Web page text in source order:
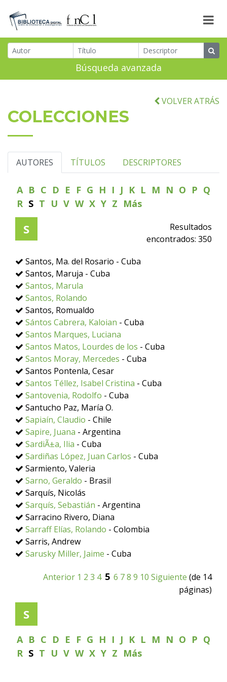
Búsqueda avanzada
VOLVER ATRÁS
COLECCIONES
AUTORES TÍTULOS DESCRIPTORES
A B C D E F G H I J K L M N O P Q
R S T U V W X Y Z Más
S
Resultados
encontrados: 350
Santos, Ma. del Rosario - Cuba
Santos, Maruja - Cuba
Santos, Marula
Santos, Rolando
Santos, Romualdo
Sántos Cabrera, Kaloian - Cuba
Santos Marques, Luciana
Santos Matos, Lourdes de los - Cuba
Santos Moray, Mercedes - Cuba
Santos Pontenla, Cesar
Santos Téllez, Isabel Cristina - Cuba
Santovenia, Rodolfo - Cuba
Santucho Paz, María O.
Sapiaín, Claudio - Chile
Sapire, Juana - Argentina
SardiÃ±a, Ilia - Cuba
Sardiñas López, Juan Carlos - Cuba
Sarmiento, Valeria
Sarno, Geraldo - Brasil
Sarquís, Nicolás
Sarquís, Sebastián - Argentina
Sarracino Rivero, Diana
Sarraff Elías, Rolando - Colombia
Sarris, Andrew
Sarusky Miller, Jaime - Cuba
Anterior 1 2 3 4 5 6 78 9 10 Siguiente (de 14
páginas)
S
A B C D E F G H I J K L M N O P Q
R S T U V W X Y Z Más